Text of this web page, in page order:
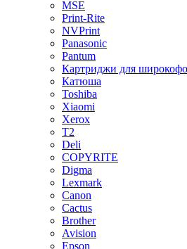
MSE
Print-Rite
NVPrint
Panasonic
Pantum
Картриджи для
Катюша
Toshiba
Xiaomi
Xerox
T2
Deli
COPYRITE
Digma
Lexmark
Canon
Cactus
Brother
Avision
Epson